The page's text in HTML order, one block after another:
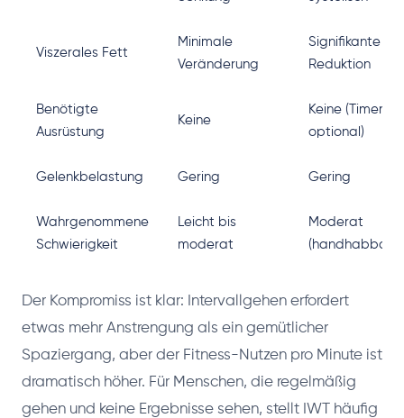
Viszerales Fett
Minimale
Veränderung
Signifikante
Reduktion
Benötigte
Ausrüstung
Keine
Keine (Timer
optional)
Gelenkbelastung Gering Gering
Wahrgenommene
Schwierigkeit
Leicht bis
moderat
Moderat
(handhabbar)
Der Kompromiss ist klar: Intervallgehen erfordert
etwas mehr Anstrengung als ein gemütlicher
Spaziergang, aber der Fitness-Nutzen pro Minute ist
dramatisch höher. Für Menschen, die regelmäßig
gehen und keine Ergebnisse sehen, stellt IWT häufig